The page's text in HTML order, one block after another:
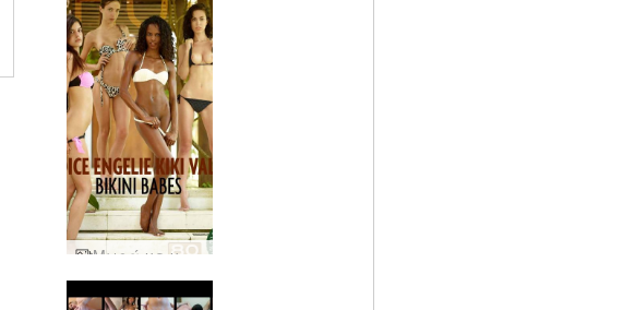
Μωρά με μπικίνι Candice Engelie Kiki Valerie